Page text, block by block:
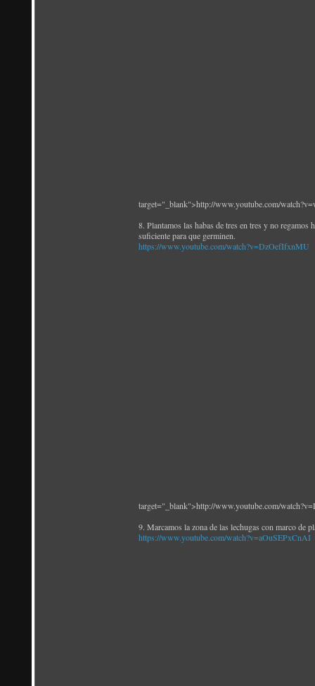
target="_blank">http://www.youtube.com/
8. Plantamos las habas de tres en tres y no regamos
suficiente para que germinen.
https://www.youtube.com/watch?v=DzOefIfxnMU
target="_blank">http://www.youtube.com/
9. Marcamos la zona de las lechugas con marco de
https://www.youtube.com/watch?v=aOuSEPxCnAI